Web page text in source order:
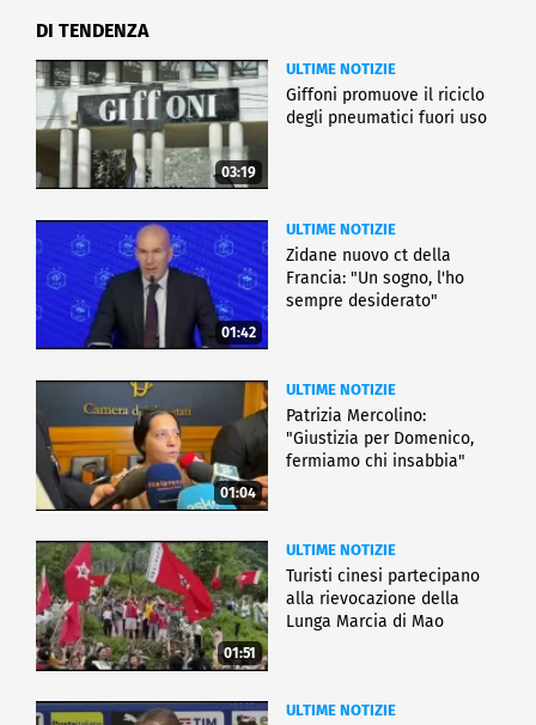
DI TENDENZA
03:19
ULTIME NOTIZIE
Giffoni promuove il riciclo
degli pneumatici fuori uso
01:42
ULTIME NOTIZIE
Zidane nuovo ct della
Francia: "Un sogno, l'ho
sempre desiderato"
01:04
ULTIME NOTIZIE
Patrizia Mercolino:
"Giustizia per Domenico,
fermiamo chi insabbia"
01:51
ULTIME NOTIZIE
Turisti cinesi partecipano
alla rievocazione della
Lunga Marcia di Mao
ULTIME NOTIZIE